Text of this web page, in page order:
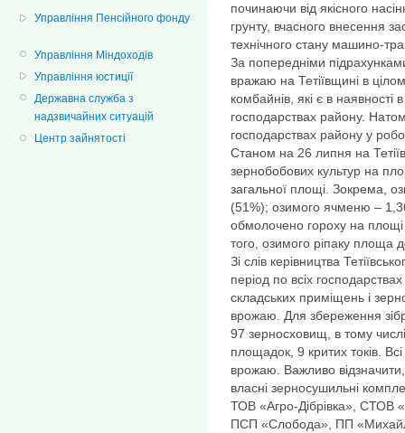
Управління Пенсійного фонду
Управління Міндоходів
Управління юстиції
Державна служба з
надзвичайних ситуацій
Центр зайнятості
починаючи від якісного
грунту, вчасного внесення
технічного стану машино-
За попередніми
вражаю на Тетіївщині в
комбайнів, які є в
господарствах району.
господарствах району у
Станом на 26 липня на
зернобобових культур на
загальної площі. Зокрема,
(51%); озимого ячменю –
обмолочено гороху на
того, озимого ріпаку площа
Зі слів керівництва
період по всіх
складських приміщень і
врожаю. Для збереження
97 зерносховищ, в тому
площадок, 9 критих токів.
врожаю. Важливо
власні зерносушильні
ТОВ «Агро-Дібрівка», СТОВ
ПСП «Слобода», ПП